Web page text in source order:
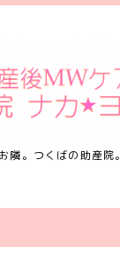
隣。つくばの助産院。